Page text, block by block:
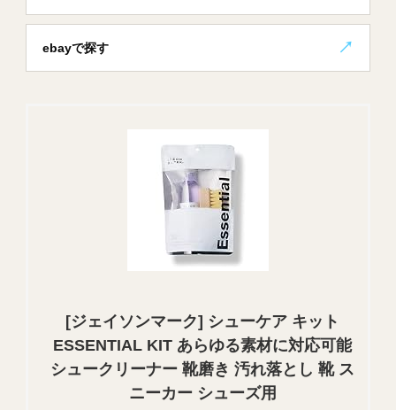
ebayで探す
[ジェイソンマーク] シューケア キット
ESSENTIAL KIT あらゆる素材に対応可能
シュークリーナー 靴磨き 汚れ落とし 靴 ス
ニーカー シューズ用